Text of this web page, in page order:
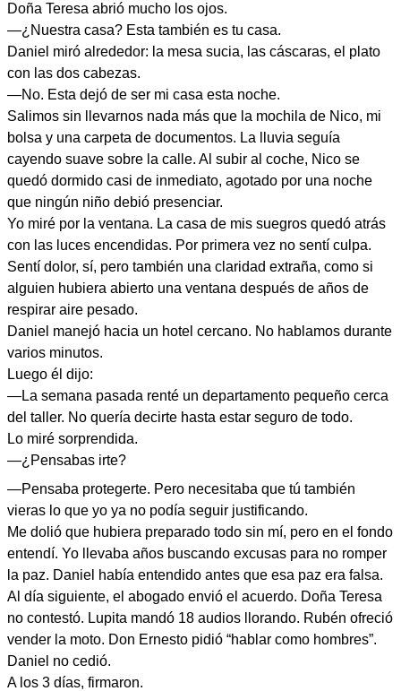
Doña Teresa abrió mucho los ojos.
—¿Nuestra casa? Esta también es tu casa.
Daniel miró alrededor: la mesa sucia, las cáscaras, el plato
con las dos cabezas.
—No. Esta dejó de ser mi casa esta noche.
Salimos sin llevarnos nada más que la mochila de Nico, mi
bolsa y una carpeta de documentos. La lluvia seguía
cayendo suave sobre la calle. Al subir al coche, Nico se
quedó dormido casi de inmediato, agotado por una noche
que ningún niño debió presenciar.
Yo miré por la ventana. La casa de mis suegros quedó atrás
con las luces encendidas. Por primera vez no sentí culpa.
Sentí dolor, sí, pero también una claridad extraña, como si
alguien hubiera abierto una ventana después de años de
respirar aire pesado.
Daniel manejó hacia un hotel cercano. No hablamos durante
varios minutos.
Luego él dijo:
—La semana pasada renté un departamento pequeño cerca
del taller. No quería decirte hasta estar seguro de todo.
Lo miré sorprendida.
—¿Pensabas irte?
—Pensaba protegerte. Pero necesitaba que tú también
vieras lo que yo ya no podía seguir justificando.
Me dolió que hubiera preparado todo sin mí, pero en el fondo
entendí. Yo llevaba años buscando excusas para no romper
la paz. Daniel había entendido antes que esa paz era falsa.
Al día siguiente, el abogado envió el acuerdo. Doña Teresa
no contestó. Lupita mandó 18 audios llorando. Rubén ofreció
vender la moto. Don Ernesto pidió “hablar como hombres”.
Daniel no cedió.
A los 3 días, firmaron.